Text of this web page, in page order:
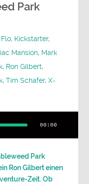
Park
Flo, Kickstarter,
Mansion, Mark
, Ron Gilbert,
,Tim Schafer,X-
00:00
Park
Ron Gilbert einen
Zeit. Ob